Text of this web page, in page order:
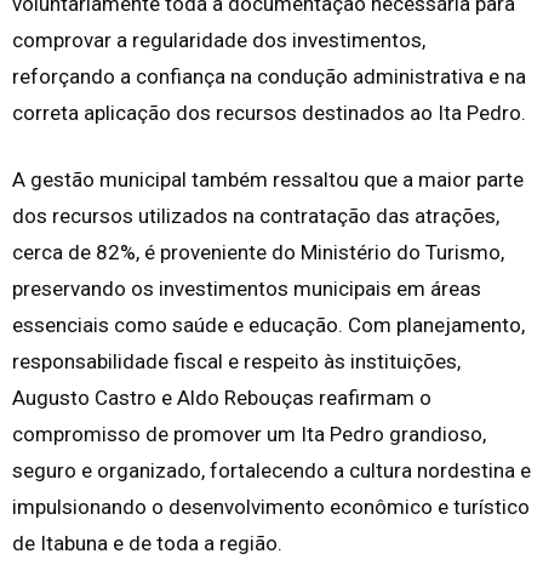
comprovar a regularidade dos investimentos,
reforçando a confiança na condução administrativa e na
correta aplicação dos recursos destinados ao Ita Pedro.
A gestão municipal também ressaltou que a maior parte
dos recursos utilizados na contratação das atrações,
cerca de 82%, é proveniente do Ministério do Turismo,
preservando os investimentos municipais em áreas
essenciais como saúde e educação. Com planejamento,
responsabilidade fiscal e respeito às instituições,
Augusto Castro e Aldo Rebouças reafirmam o
compromisso de promover um Ita Pedro grandioso,
seguro e organizado, fortalecendo a cultura nordestina e
impulsionando o desenvolvimento econômico e turístico
de Itabuna e de toda a região.